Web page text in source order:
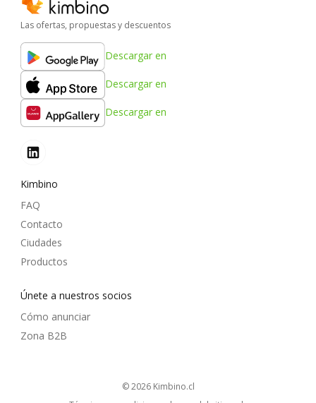
Las ofertas, propuestas y descuentos
Descargar en
Descargar en
Descargar en
Kimbino
FAQ
Contacto
Ciudades
Productos
Únete a nuestros socios
Cómo anunciar
Zona B2B
© 2026 kimbino.cl